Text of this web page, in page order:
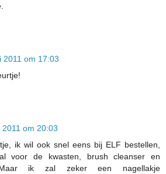
2011 om 17:03
om 20:03
ik wil ook snel eens bij ELF bestellen,
voor de kwasten, brush cleanser en
Maar ik zal zeker een nagellakje